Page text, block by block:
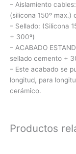
– Aislamiento
(silicona 150º max.)
– Sellado: (Silicona
+ 300º)
– ACABADO
sellado cemento +
– Este acabado se
longitud, para
cerámico.
Productos